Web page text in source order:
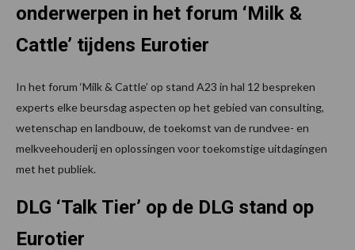
onderwerpen in het forum ‘Milk &
Cattle’ tijdens Eurotier
In het forum ‘Milk & Cattle’ op stand A23 in hal 12 bespreken
experts elke beursdag aspecten op het gebied van consulting,
wetenschap en landbouw, de toekomst van de rundvee- en
melkveehouderij en oplossingen voor toekomstige uitdagingen
met het publiek.
DLG ‘Talk Tier’ op de DLG stand op
Eurotier